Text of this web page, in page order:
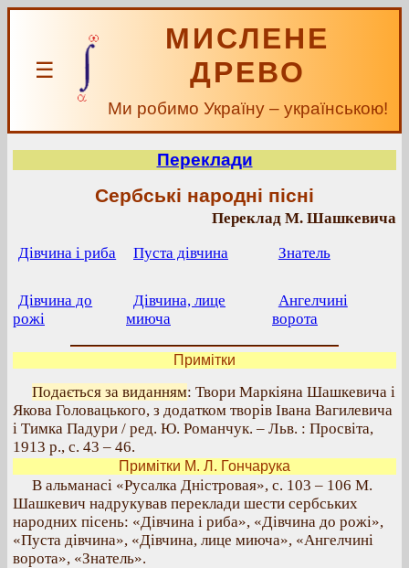
☰
МИСЛЕНЕ
ДРЕВО
Ми робимо Україну – українською!
Переклади
Сербські народні пісні
Переклад М. Шашкевича
Дівчина і риба
Дівчина до
рожі
Пуста дівчина
Дівчина, лице
миюча
Знатель
Ангелчині
ворота
Примітки
Подається за виданням: Твори Маркіяна Шашкевича і
Якова Головацького, з додатком творів Івана Вагилевича
і Тимка Падури / ред. Ю. Романчук. – Льв. : Просвіта,
1913 р., с. 43 – 46.
Примітки М. Л. Гончарука
В альманасі «Русалка Дністровая», с. 103 – 106 М.
Шашкевич надрукував переклади шести сербських
народних пісень: «Дівчина і риба», «Дівчина до рожі»,
«Пуста дівчина», «Дівчина, лице миюча», «Ангелчині
ворота», «Знатель».